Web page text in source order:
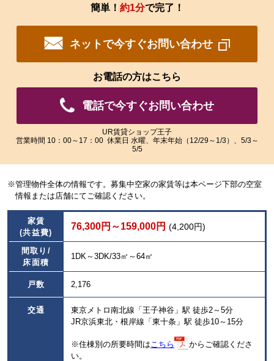
拡
大
さ
い
だ
ま
す。
拡
い
だ
ま
簡単！ 約1分で完了！
ネットで今すぐお問い合わせ
お電話の方はこちら
電話で今すぐお問い合わせ
UR賃貸ショップ王子
営業時間 10：00～17：00 休業日 水曜、年末年始（12/29～1/3）、5/3～
5/5
※管理物件全体の情報です。募集中空家の家賃等は本ページ下部の空室
情報または店舗にてご確認ください。
家賃
(共益費)
76,300円～159,000円 (4,200円)
間取り/
床面積
1DK～3DK/33㎡～64㎡
戸数 2,176
交通
東京メトロ南北線「王子神谷」駅 徒歩2～5分
JR京浜東北・根岸線「東十条」駅 徒歩10～15分
※住棟別の所要時間は こちら
からご確認くださ
い。